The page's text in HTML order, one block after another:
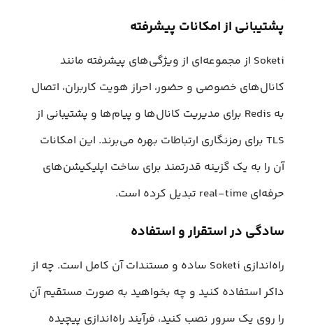
پشتیبانی از امکانات پیشرفته
Soketi از مجموعه‌ای از ویژگی‌های پیشرفته مانند
کانال‌های خصوصی و حضور، احراز هویت کاربران، اتصال
به Redis برای مدیریت کانال‌ها و پیام‌ها و پشتیبانی از
TLS برای رمزنگاری ارتباطات بهره‌ می‌برند. این امکانات
آن را به یک گزینه قدرتمند برای ساخت اپلیکیشن‌های
حرفه‌ای real-time تبدیل کرده است.
سادگی در استقرار و استفاده
راه‌اندازی Soketi ساده و مستندات آن کامل است. چه از
داکر استفاده کنید و چه بخواهید به صورت مستقیم آن
را روی یک سرور نصب کنید، فرآیند راه‎‌اندازی پیچیده